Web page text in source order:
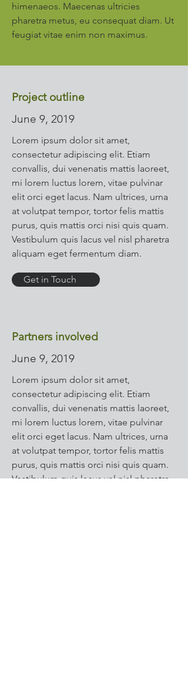
himenaeos. Maecenas ultricies
pharetra metus, eu consequat diam. Ut
feugiat vitae enim non maximus.
Project outline
June 9, 2019
Lorem ipsum dolor sit amet,
consectetur adipiscing elit. Etiam
convallis, dui venenatis mattis laoreet,
mi lorem luctus lorem, vitae pulvinar
elit orci eget lacus. Nam ultrices, urna
at volutpat tempor, tortor felis mattis
purus, quis mattis orci nisi quis quam.
Vestibulum quis lacus vel nisl pharetra
aliquam eget fermentum diam.
Get in Touch
Partners involved
June 9, 2019
Lorem ipsum dolor sit amet,
consectetur adipiscing elit. Etiam
convallis, dui venenatis mattis laoreet,
mi lorem luctus lorem, vitae pulvinar
elit orci eget lacus. Nam ultrices, urna
at volutpat tempor, tortor felis mattis
purus, quis mattis orci nisi quis quam.
Vestibulum quis lacus vel nisl pharetra